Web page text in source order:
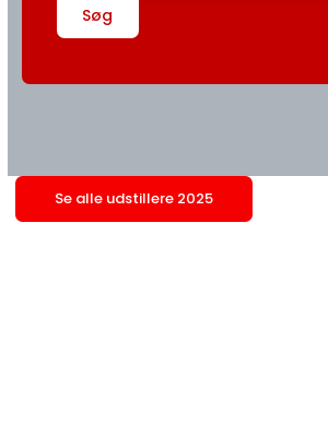
Søg
Se alle udstillere 2025